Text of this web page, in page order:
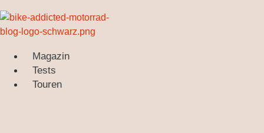
Inhalt
springen
Magazin
Tests
Touren